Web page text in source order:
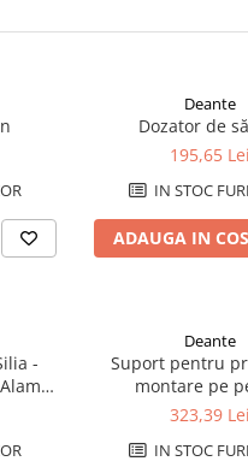
Deante
Dozator de
195,65 Lei
IN STOC
ADAUGA IN COS
-
și
Deante
Suport pentru
montare pe
323,39 Lei
IN STOC